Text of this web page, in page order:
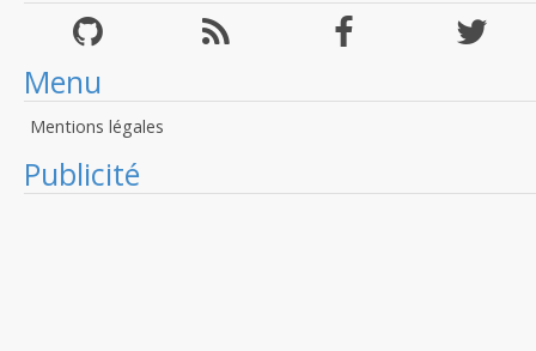
Menu
Mentions légales
Publicité